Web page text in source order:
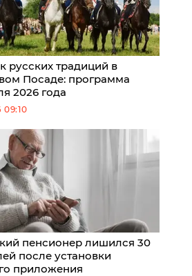
русских традиций в
Посаде: программа
2026 года
09:10
пенсионер лишился 30
после установки
приложения